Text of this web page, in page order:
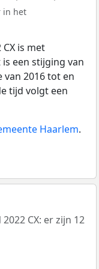
in het
is met
is een stijging van
van 2016 tot en
tijd volgt een
Haarlem.
CX: er zijn 12